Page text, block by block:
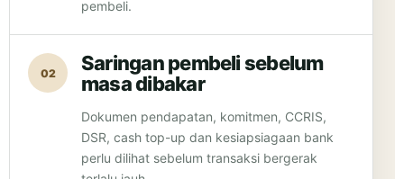
pembeli.
02
Saringan pembeli sebelum
masa dibakar
Dokumen pendapatan, komitmen, CCRIS,
DSR, cash top-up dan kesiapsiagaan bank
perlu dilihat sebelum transaksi bergerak